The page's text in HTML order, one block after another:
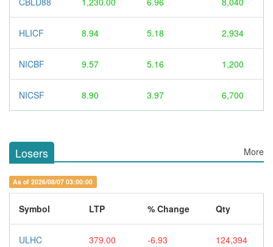
HLICF 8.94 5.18 2,934
NICBF 9.57 5.16 1,200
NICSF 8.90 3.97 6,700
Losers More
As of 2026/08/07 03:00:00
Symbol LTP % Change Qty
ULHC 379.00 -6.93 124,394